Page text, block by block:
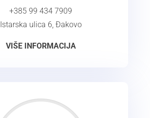
+385 99 434 7909
Istarska ulica 6, Đakovo
VIŠE INFORMACIJA